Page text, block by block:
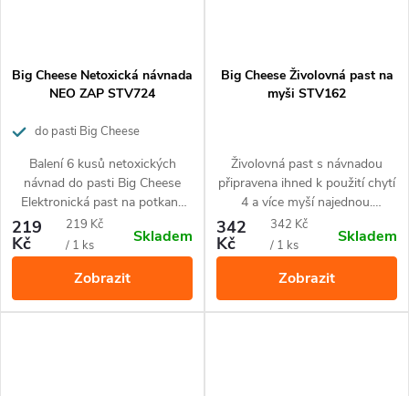
Big Cheese Netoxická návnada
NEO ZAP STV724
do pasti Big Cheese
NEO-ZAP
Balení 6 kusů netoxických
návnad do pasti Big Cheese
Elektronická past na potkany
NEO-ZAP vyvinutých
profesionály na hubení
hlodavců.
219
Kč
Měrná
cena:
219 Kč
/ 1 ks
Skladem
Zobrazit
Big Cheese Živolovná past na
myši STV162
Živolovná past s návnadou
připravena ihned k použití chytí
4 a více myší najednou.
Průhledné posuvné víko
umožňuje snadnou kontrolu
odchytu a následně snadné
vypuštění lapených hlodavců
bez nutnosti manipulace s nimi.
342
Kč
Měrná
cena:
342 Kč
/ 1 ks
Skladem
Zobrazit